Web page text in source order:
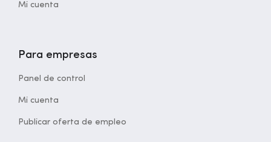
Mi cuenta
Para empresas
Panel de control
Mi cuenta
Publicar oferta de empleo